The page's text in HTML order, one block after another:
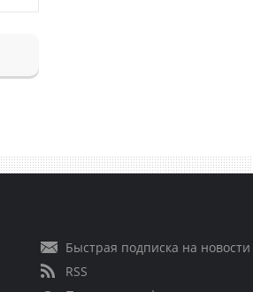
Быстрая подписка на новости
RSS